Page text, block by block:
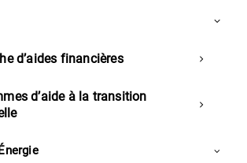
d’aides financières
d’aide à la transition
nouveaux élus et suppléants du CSE